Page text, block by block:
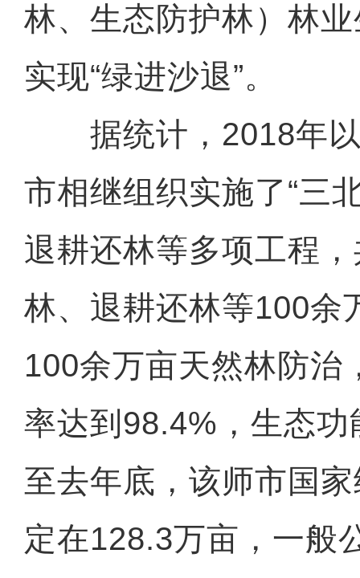
林、生态防护林）林
实现“绿进沙退”。
据统计，2018年以
市相继组织实施了“三
退耕还林等多项工程
林、退耕还林等100余
100余万亩天然林防治
率达到98.4%，生态
至去年底，该师市国
定在128.3万亩，一般